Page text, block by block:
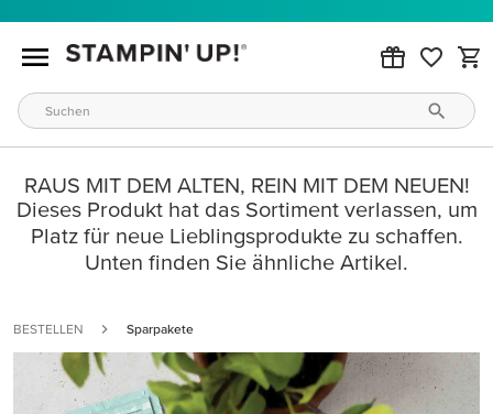
RAUS MIT DEM ALTEN, REIN MIT DEM NEUEN!
Dieses Produkt hat das Sortiment verlassen, um
Platz für neue Lieblingsprodukte zu schaffen.
Unten finden Sie ähnliche Artikel.
BESTELLEN Sparpakete